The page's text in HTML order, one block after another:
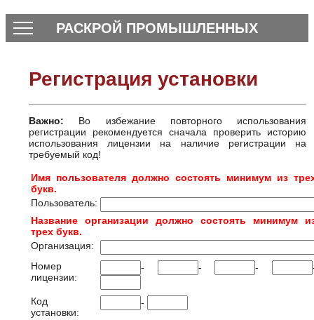
РАСКРОЙ ПРОМЫШЛЕННЫХ
Регистрация установки
Важно: Во избежание повторного использования
регистрации рекомендуется сначала проверить историю
использования лицензии на наличие регистрации на
требуемый код!
Имя пользователя должно состоять минимум из
букв.
Пользователь:
Название организации должно состоять минимум
трех букв.
Организация:
Номер
лицензии:
- - -
Код
установки:
-